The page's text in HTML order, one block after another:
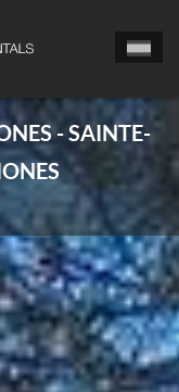
- SAINTE-